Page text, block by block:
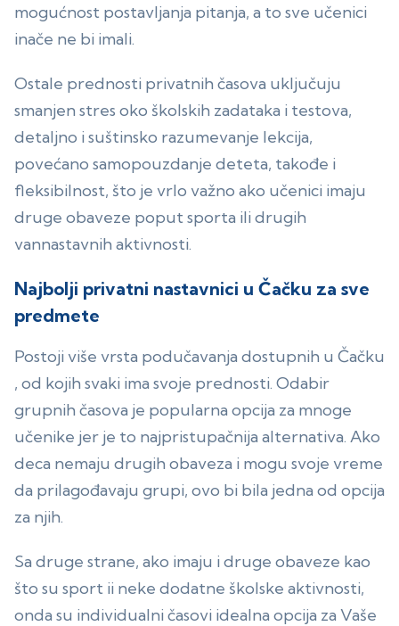
mogućnost postavljanja pitanja, a to sve učenici
inače ne bi imali.
Ostale prednosti privatnih časova uključuju
smanjen stres oko školskih zadataka i testova,
detaljno i suštinsko razumevanje lekcija,
povećano samopouzdanje deteta, takođe i
fleksibilnost, što je vrlo važno ako učenici imaju
druge obaveze poput sporta ili drugih
vannastavnih aktivnosti.
Najbolji privatni nastavnici u Čačku za sve
predmete
Postoji više vrsta podučavanja dostupnih u Čačku
, od kojih svaki ima svoje prednosti. Odabir
grupnih časova je popularna opcija za mnoge
učenike jer je to najpristupačnija alternativa. Ako
deca nemaju drugih obaveza i mogu svoje vreme
da prilagođavaju grupi, ovo bi bila jedna od opcija
za njih.
Sa druge strane, ako imaju i druge obaveze kao
što su sport ii neke dodatne školske aktivnosti,
onda su individualni časovi idealna opcija za Vaše